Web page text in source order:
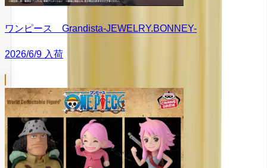
ワンピース Grandista-JEWELRY.BONNEY-
2026/6/9 入荷